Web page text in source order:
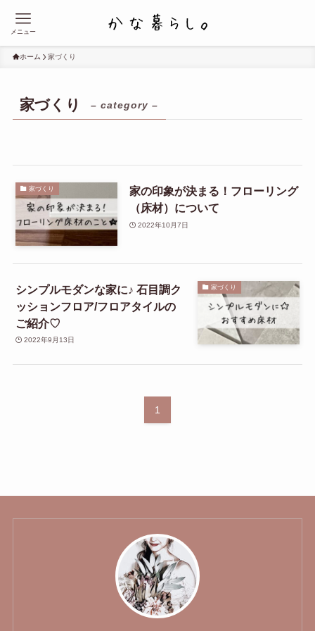
メニュー
ホーム 家づくり
家づくり – category –
家づくり
家の印象が決まる！フローリング
（床材）について
2022年10月7日
家づくり
シンプルモダンな家に♪ 石目調ク
ッションフロア/フロアタイルの
ご紹介♡
2022年9月13日
1